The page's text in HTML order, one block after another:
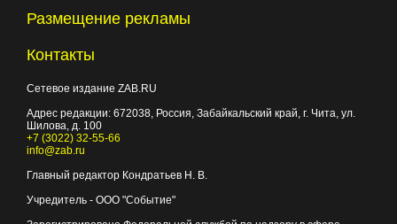
Размещение рекламы
Контакты
Сетевое издание ZAB.RU
Адрес редакции: 672038, Россия, Забайкальский край, г. Чита, ул.
Шилова, д. 100
+7 (3022) 32-55-66
info@zab.ru
Главный редактор Кондратьев Н. В.
Учредитель - ООО "Событие"